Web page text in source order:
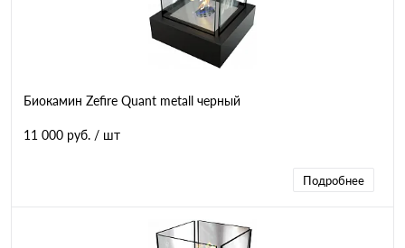
Биокамин Zefire Quant metall черный
11 000 руб. / шт
Подробнее